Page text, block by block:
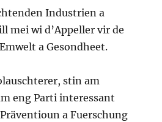
Industrien a
mei wi d’Appeller vir de
a Gesondheet.
stin am
eng Parti interessant
a Fuerschung